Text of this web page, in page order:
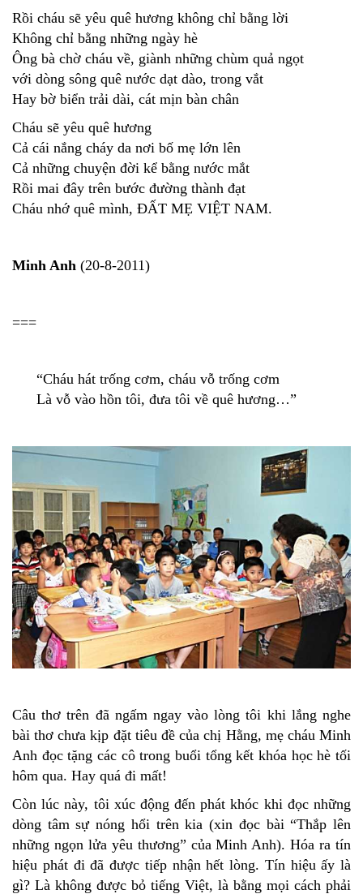
Rồi cháu sẽ yêu quê hương không chỉ bằng lời
Không chỉ bằng những ngày hè
Ông bà chờ cháu về, giành những chùm quả ngọt
với dòng sông quê nước dạt dào, trong vắt
Hay bờ biển trải dài, cát mịn bàn chân
Cháu sẽ yêu quê hương
Cả cái nắng cháy da nơi bố mẹ lớn lên
Cả những chuyện đời kể bằng nước mắt
Rồi mai đây trên bước đường thành đạt
Cháu nhớ quê mình, ĐẤT MẸ VIỆT NAM.
Minh Anh (20-8-2011)
===
“Cháu hát trống cơm, cháu vỗ trống cơm
Là vỗ vào hồn tôi, đưa tôi về quê hương…”
Câu thơ trên đã ngấm ngay vào lòng tôi khi lắng nghe
bài thơ chưa kịp đặt tiêu đề của chị Hằng, mẹ cháu Minh
Anh đọc tặng các cô trong buổi tổng kết khóa học hè tối
hôm qua. Hay quá đi mất!
Còn lúc này, tôi xúc động đến phát khóc khi đọc những
dòng tâm sự nóng hổi trên kia (xin đọc bài “Thắp lên
những ngọn lửa yêu thương” của Minh Anh). Hóa ra tín
hiệu phát đi đã được tiếp nhận hết lòng. Tín hiệu ấy là
gì? Là không được bỏ tiếng Việt, là bằng mọi cách phải